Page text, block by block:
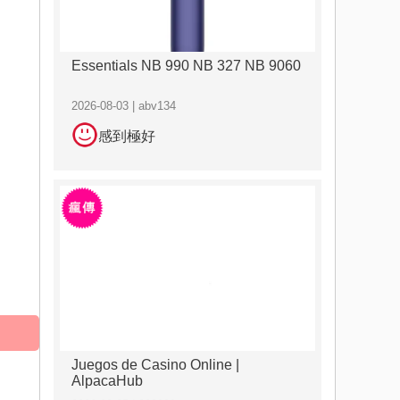
Essentials NB 990 NB 327 NB 9060
2026-08-03 | abv134
感到極好
Juegos de Casino Online |
AlpacaHub